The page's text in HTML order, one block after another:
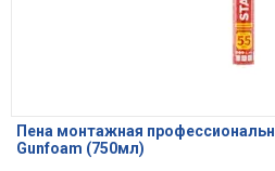
Пена монтажная
Gunfoam (750мл)